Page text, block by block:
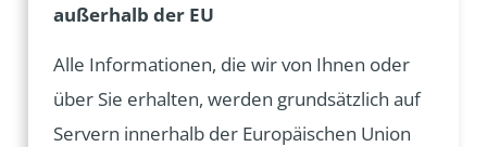
außerhalb der EU
Alle Informationen, die wir von Ihnen oder
über Sie erhalten, werden grundsätzlich auf
Servern innerhalb der Europäischen Union